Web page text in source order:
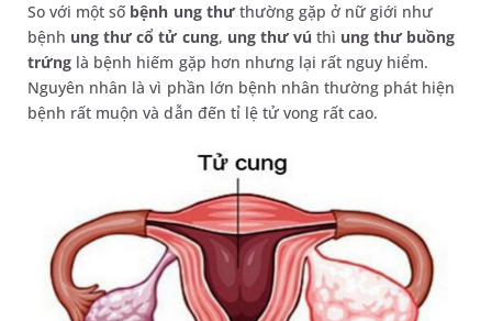
So với một số bệnh ung thưthường gặp ở nữ giới như
bệnh ung thư cổ tử cung, ung thư vú thì ung thư buồng
trứng là bệnh hiếm gặp hơn nhưng lại rất nguy hiểm.
Nguyên nhân là vì phần lớn bệnh nhân thường phát hiện
bệnh rất muộn và dẫn đến tỉ lệ tử vong rất cao.